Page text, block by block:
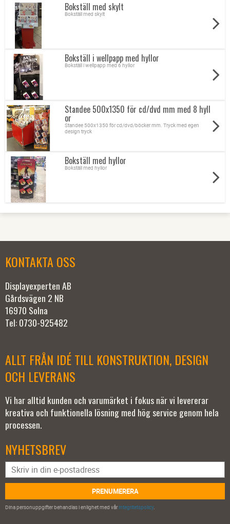
Bokställ med skylt
Bokställ med skylt
Bokställ i wellpapp med hyllor
Bokställ i wellpapp med 6 hyllor
Standee 500x1350 för cd/dvd mm med 8 hyll
or
Standee 500x1350 för cd/dvd/böcker mm. Tryck med egen
design tryck
Bokställ med hyllor
Bokställ med hyllor
KONTAKTA OSS
Displayexperten AB
Gårdsvägen 2 NB
16970 Solna
Tel: 0730-925482
ALLT FRÅN IDÉ TILL KONSTRUKTION, DESIGN
OCH LEVERANS
Vi har alltid kunden och varumärket i fokus när vi levererar
kreativa och funktionella lösning med hög service genom hela
processen.
NYHETSBREV
PRENUMERERA
Dina personuppgifter behandlas i enlighet med vårintegritetspolicy.